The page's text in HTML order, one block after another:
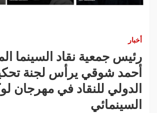
أخبار
رئيس جمعية نقاد السينما
أحمد شوقي يرأس لجنة
الدولي للنقاد في مهرجان
السينمائي